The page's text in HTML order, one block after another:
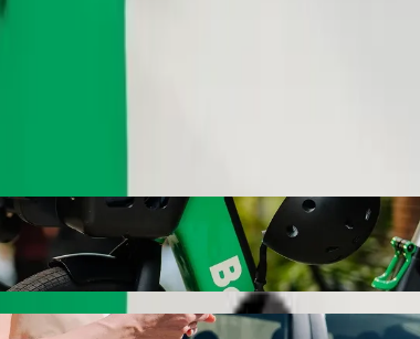
Bolt Ride-Hailing